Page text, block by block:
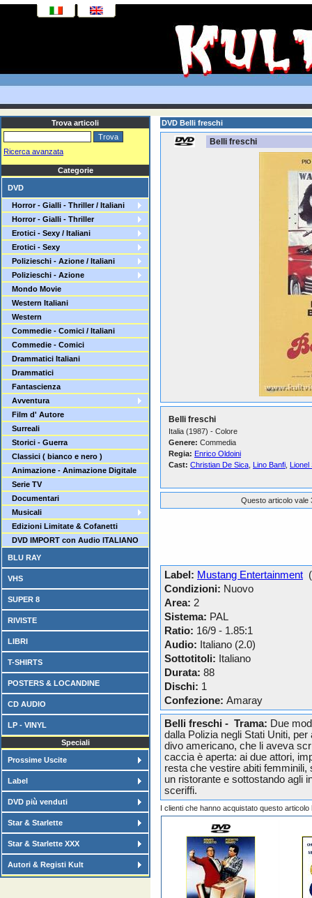
Trova articoli
Ricerca avanzata
Categorie
DVD
Horror - Gialli - Thriller / Italiani
Horror - Gialli - Thriller
Erotici - Sexy / Italiani
Erotici - Sexy
Polizieschi - Azione / Italiani
Polizieschi - Azione
Mondo Movie
Western Italiani
Western
Commedie - Comici / Italiani
Commedie - Comici
Drammatici Italiani
Drammatici
Fantascienza
Avventura
Film d' Autore
Surreali
Storici - Guerra
Classici ( bianco e nero )
Animazione - Animazione Digitale
Serie TV
Documentari
Musicali
Edizioni Limitate & Cofanetti
DVD IMPORT con Audio ITALIANO
BLU RAY
VHS
SUPER 8
RIVISTE
LIBRI
T-SHIRTS
POSTERS & LOCANDINE
CD AUDIO
LP - VINYL
Speciali
Prossime Uscite
Label
DVD più venduti
Star & Starlette
Star & Starlette XXX
Autori & Registi Kult
DVD Belli freschi
Belli freschi
Belli freschi
Italia (1987) - Colore
Genere: Commedia
Regia: Enrico Oldoini
Cast: Christian De Sica Lino Banfi Lionel
Questo articolo vale
Label: Mustang Entertainment
Condizioni: Nuovo
Area: 2
Sistema: PAL
Ratio: 16/9 - 1.85:1
Audio: Italiano (2.0)
Sottotitoli: Italiano
Durata: 88
Dischi: 1
Confezione: Amaray
Belli freschi - Trama: Due
dalla Polizia negli Stati Uniti,
divo americano, che li aveva
caccia è aperta: ai due attori,
resta che vestire abiti
un ristorante e sottostando agli
sceriffi.
I clienti che hanno acquistato questo